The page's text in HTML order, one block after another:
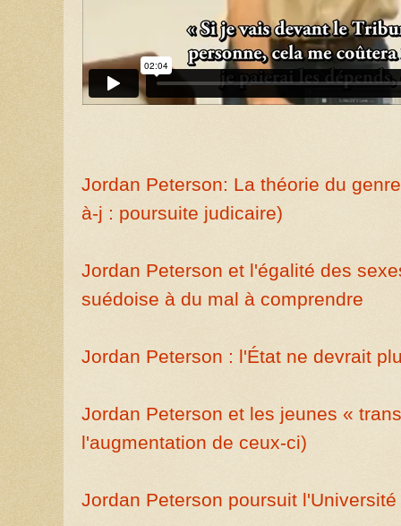
Jordan Peterson: La théorie du
à-j : poursuite judicaire)
Jordan Peterson et l'égalité des
suédoise à du mal à comprendre
Jordan Peterson : l'État ne devrait
Jordan Peterson et les jeunes «
l'augmentation de ceux-ci)
Jordan Peterson poursuit